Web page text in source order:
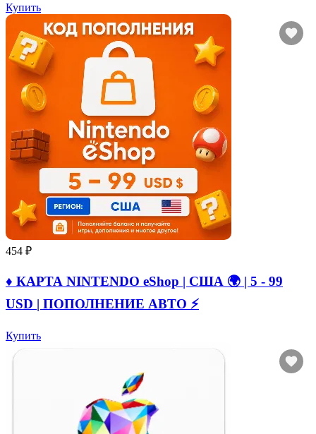
Купить
454 ₽
♦️ КАРТА NINTENDO eShop | США 🌍 | 5 - 99
USD | ПОПОЛНЕНИЕ АВТО ⚡
Купить